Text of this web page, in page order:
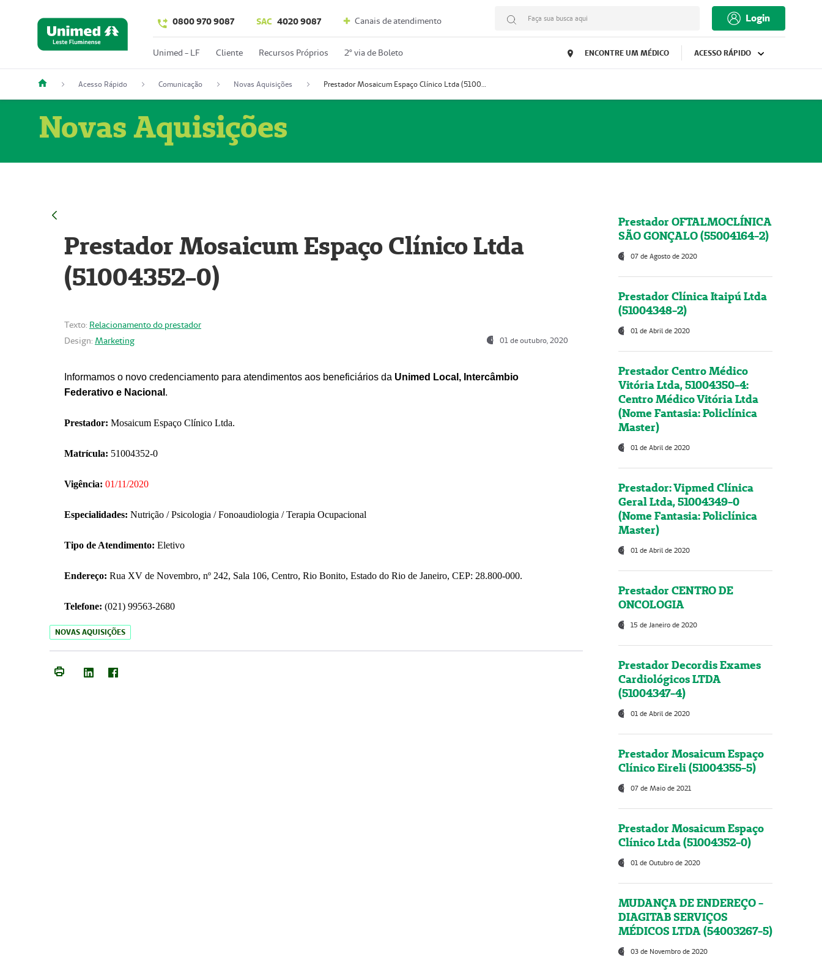
0800 970 9087 SAC 4020 9087 Canais de atendimento Faça sua busca aqui Login
Unimed - LF Cliente Recursos Próprios 2º via de Boleto ENCONTRE UM MÉDICO ACESSO RÁPIDO
Acesso Rápido Comunicação Novas Aquisições Prestador Mosaicum Espaço Clínico Ltda (51004352-0)
Novas Aquisições
Prestador Mosaicum Espaço Clínico Ltda
(51004352-0)
Texto: Relacionamento do prestador
Design: Marketing 01 de outubro, 2020
Informamos o novo credenciamento para atendimentos aos beneficiários da Unimed Local, Intercâmbio
Federativo e Nacional .
Prestador: Mosaicum Espaço Clínico Ltda.
Matrícula: 51004352-0
Vigência: 01/11/2020
Especialidades: Nutrição / Psicologia / Fonoaudiologia / Terapia Ocupacional
Tipo de Atendimento: Eletivo
Endereço: Rua XV de Novembro, nº 242, Sala 106, Centro, Rio Bonito, Estado do Rio de Janeiro, CEP: 28.800-000.
Telefone: (021) 99563-2680
NOVAS AQUISIÇÕES
Prestador OFTALMOCLÍNICA
SÃO GONÇALO (55004164-2)
07 de Agosto de 2020
Prestador Clínica Itaipú Ltda
(51004348-2)
01 de Abril de 2020
Prestador Centro Médico
Vitória Ltda, 51004350-4:
Centro Médico Vitória Ltda
(Nome Fantasia: Policlínica
Master)
01 de Abril de 2020
Prestador: Vipmed Clínica
Geral Ltda, 51004349-0
(Nome Fantasia: Policlínica
Master)
01 de Abril de 2020
Prestador CENTRO DE
ONCOLOGIA
15 de Janeiro de 2020
Prestador Decordis Exames
Cardiológicos LTDA
(51004347-4)
01 de Abril de 2020
Prestador Mosaicum Espaço
Clínico Eireli (51004355-5)
07 de Maio de 2021
Prestador Mosaicum Espaço
Clínico Ltda (51004352-0)
01 de Outubro de 2020
MUDANÇA DE ENDEREÇO -
DIAGITAB SERVIÇOS
MÉDICOS LTDA (54003267-5)
03 de Novembro de 2020